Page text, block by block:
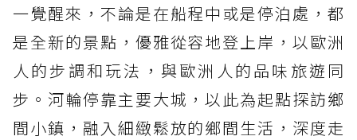
一覺醒來，不論是在船程中或是停泊處，都
是全新的景點，優雅從容地登上岸，以歐洲
人的步調和玩法，與歐洲人的品味旅遊同
步。河輪停靠主要大城，以此為起點探訪鄉
間小鎮，融入細緻鬆放的鄉間生活，深度走